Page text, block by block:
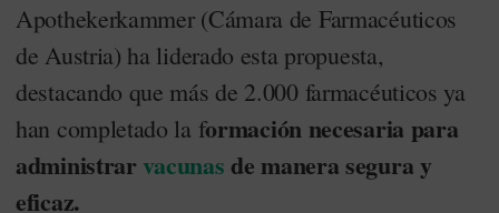
Apothekerkammer (Cámara de Farmacéuticos
de Austria) ha liderado esta propuesta,
destacando que más de 2.000 farmacéuticos ya
han completado la formación necesaria para
administrarvacunasde manera segura y
eficaz.